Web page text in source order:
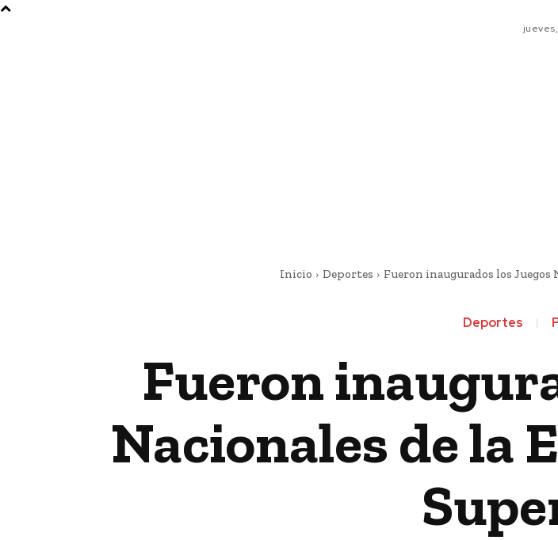
Inicio Deportes Fueron inaugurados los Juegos
Deportes
Fueron
Nacionales de la